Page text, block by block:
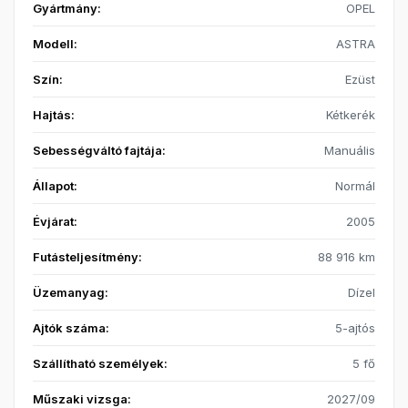
Gyártmány: OPEL
Modell: ASTRA
Szín: Ezüst
Hajtás: Kétkerék
Sebességváltó fajtája: Manuális
Állapot: Normál
Évjárat: 2005
Futásteljesítmény: 88 916 km
Üzemanyag: Dízel
Ajtók száma: 5-ajtós
Szállítható személyek: 5 fő
Műszaki vizsga: 2027/09